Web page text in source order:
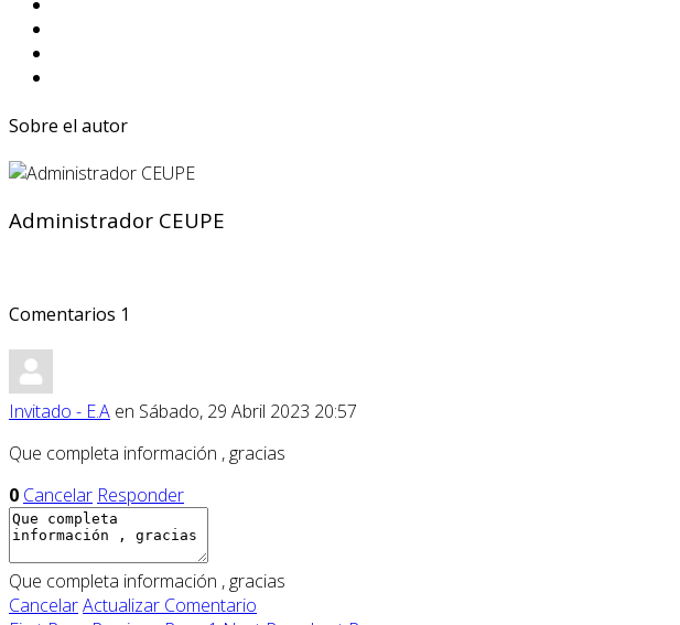
Sobre el autor
Administrador CEUPE
Comentarios 1
Invitado - E.A en Sábado, 29 Abril 2023 20:57
Que completa información , gracias
0 Cancelar Responder
Que completa información , gracias
CancelarActualizar Comentario